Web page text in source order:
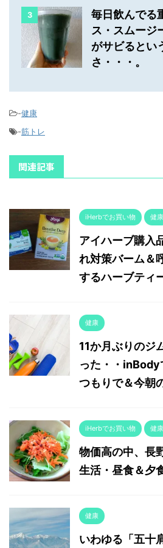
3
毎日飲んでる
ス・スムージ
がサビるとい
さ・・・。
-健康
-筋トレ
関連記事
iHerbでお買い物 健康
アイハーブ購入
れ対策バーム＆
するハーブティ
健康
11か月ぶりのジ
った・・inBody
つもりで＆今朝
iHerbでお買い物 健康
物価高の中、長
生活・昼食＆夕
健康
いわゆる「五十